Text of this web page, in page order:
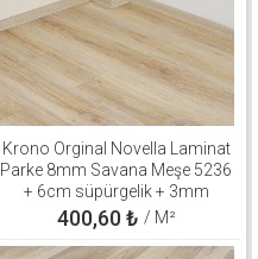
Krono Orginal Novella Laminat
Parke 8mm Savana Meşe 5236
+ 6cm süpürgelik + 3mm
Kapron Takım
400,60₺ / M²